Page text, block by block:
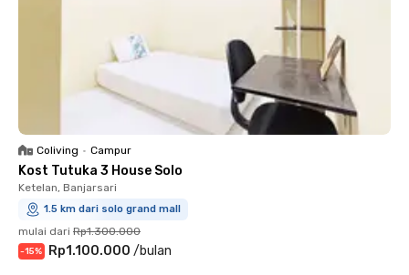
Coliving • Campur
Kost Tutuka 3 House Solo
Ketelan, Banjarsari
1.5 km dari solo grand mall
mulai dari Rp1.300.000
-15% Rp1.100.000 /bulan